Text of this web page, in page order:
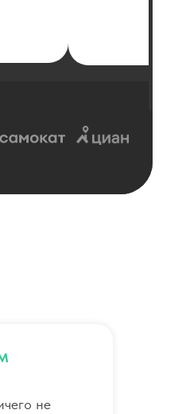
не